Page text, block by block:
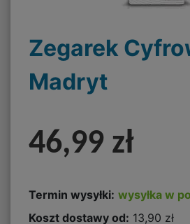
Zegarek
Madryt
46,99 zł
Termin wysyłki: wysyłka w
Koszt dostawy od: 13,90 zł